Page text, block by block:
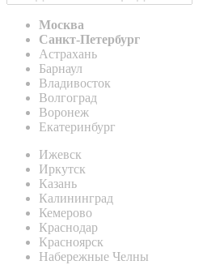
Москва
Санкт-Петербург
Астрахань
Барнаул
Владивосток
Волгоград
Воронеж
Екатеринбург
Ижевск
Иркутск
Казань
Калининград
Кемерово
Краснодар
Красноярск
Набережные Челны